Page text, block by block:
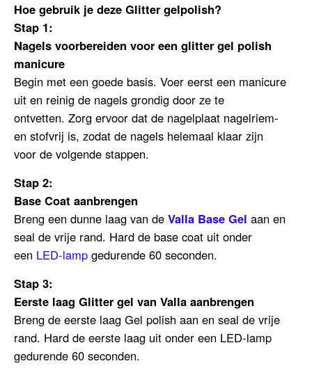
Hoe gebruik je deze Glitter gelpolish?
Stap 1:
Nagels voorbereiden voor een glitter gel polish
manicure
Begin met een goede basis. Voer eerst een manicure
uit en reinig de nagels grondig door ze te
ontvetten. Zorg ervoor dat de nagelplaat nagelriem-
en stofvrij is, zodat de nagels helemaal klaar zijn
voor de volgende stappen.
Stap 2:
Base Coat aanbrengen
Breng een dunne laag van de Valla Base Gel aan en
seal de vrije rand. Hard de base coat uit onder
een LED-lamp gedurende 60 seconden.
Stap 3:
Eerste laag Glitter gel van Valla aanbrengen
Breng de eerste laag Gel polish aan en seal de vrije
rand. Hard de eerste laag uit onder een LED-lamp
gedurende 60 seconden.